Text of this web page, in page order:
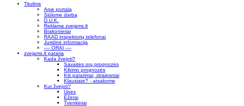
Titulinis
Apie portalą
Siūlome darbą
D.U.K.
Reklama zvejams.lt
Brakonieriai
RAAD inspektorių telefonai
Juridinė informacija
---- ORAI ----
zvejams.lt pataria
Kada žvejoti?
Savaitės orų prognozės
Kibimo prognozės
Kiti patarimai, straipsniai
Klausiate? - atsakome
Kur žvejoti?
Upės
Ežerai
Tvenkiniai